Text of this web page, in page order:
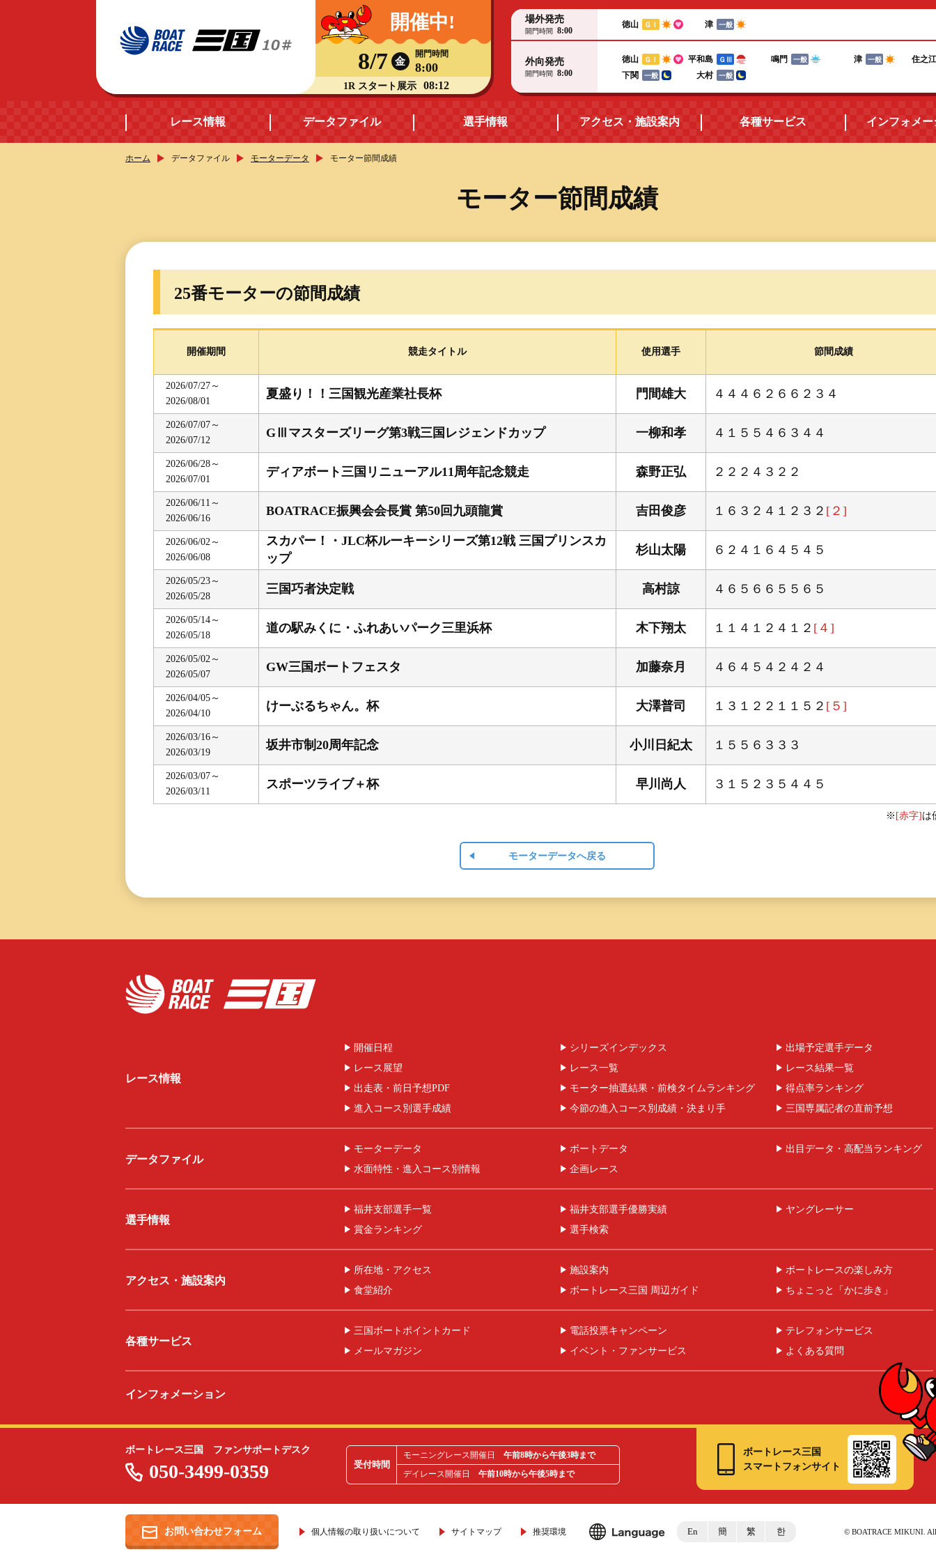
開催中!
8/7 金
開門時間
8:00
1R スタート展示 08:12
場外発売
開門時間 8:00
徳山 ＧⅠ 津 一般
外向発売
開門時間 8:00
徳山 ＧⅠ 平和島 ＧⅢ 鳴門 一般 津 一般
住之江
下関
一般 大村 一般
レース情報
レース展望
レース一覧
出走表・前日予想PDF
モーター抽選結果・
前検タイムランキング
得点率ランキング
進入コース別選手成績
今節の進入コース別成績・
決まり手
三国専属記者の
直前予想
データファイル
高配当ランキング
水面特性・
進入コース別情報
選手情報
福井支部選手優勝実績
選手検索
アクセス・施設案内
施設案内
ボートレース三国 周辺ガイド
各種サービス
イベント・ファンサービス
インフォメ
ホーム データファイル モーターデータ モーター節間成績
モーター節間成績
25番モーターの節間成績
開催期間 競走タイトル 使用選手 節間成績
2026/07/27～
2026/08/01
夏盛り！！三国観光産業社長杯 門間雄大 ４４４６２６６２３４
2026/07/07～
2026/07/12
GⅢマスターズリーグ第3戦三国レジェンドカップ 一柳和孝 ４１５５４６３４４
2026/06/28～
2026/07/01
ディアボート三国リニューアル11周年記念競走 森野正弘 ２２２４３２２
2026/06/11～
2026/06/16
BOATRACE振興会会長賞 第50回九頭龍賞 吉田俊彦 １６３２４１２３２ [２]
2026/06/02～
2026/06/08
スカパー！・JLC杯ルーキーシリーズ第12戦 三国プリンスカ
ップ
杉山太陽 ６２４１６４５４５
2026/05/23～
2026/05/28
三国巧者決定戦 高村諒 ４６５６６５５６５
2026/05/14～
2026/05/18
道の駅みくに・ふれあいパーク三里浜杯 木下翔太 １１４１２４１２ [４]
2026/05/02～
2026/05/07
GW三国ボートフェスタ 加藤奈月 ４６４５４２４２４
2026/04/05～
2026/04/10
けーぶるちゃん。杯 大澤普司 １３１２２１１５２ [５]
2026/03/16～
2026/03/19
坂井市制20周年記念 小川日紀太 １５５６３３３
2026/03/07～
2026/03/11
スポーツライブ＋杯 早川尚人 ３１５２３５４４５
※ [赤字] は
モーターデータへ戻る
レース情報
開催日程 シリーズインデックス
出場予定選手データ
レース展望
レース一覧
レース結果一覧
出走表・前日予想PDF
モーター抽選結果・前検タイムランキング
得点率ランキング
進入コース別選手成績
今節の進入コース別成績・決まり手 三国専属記者の直前予想
データファイル
モーターデータ ボートデータ
出目データ・高配当ランキング
水面特性・進入コース別情報
企画レース
選手情報
福井支部選手一覧 福井支部選手優勝実績
ヤングレーサー
賞金ランキング
選手検索
アクセス・施設案内
所在地・アクセス 施設案内
ボートレースの楽しみ方
食堂紹介
ボートレース三国 周辺ガイド ちょこっと「かに歩き」
各種サービス
三国ボートポイントカード 電話投票キャンペーン
テレフォンサービス
メールマガジン
イベント・ファンサービス よくある質問
インフォメーション
ボートレース三国 ファンサポートデスク
050-3499-0359 受付時間
モーニングレース開催日 午前8時から午後3時まで
デイレース開催日 午前10時から午後5時まで
ボートレース三国
スマートフォンサイト
お問い合わせフォーム 個人情報の取り扱いについて サイトマップ 推奨環境 En 簡 繁 한 ©︎ BOATRACE MIKUNI.